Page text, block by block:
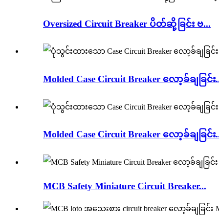
Oversized Circuit Breaker ပိတ်ဆို့ခြင်း ဗ...
Molded Case Circuit Breaker လော့ခ်ချခြင်း
Molded Case Circuit Breaker လော့ခ်ချခြင်း
MCB Safety Miniature Circuit Breaker...